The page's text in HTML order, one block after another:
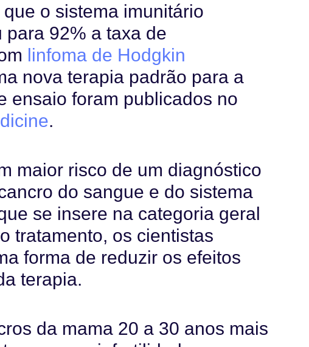
o sistema imunitário
92% a taxa de
linfoma de Hodgkin
nova terapia padrão para a
ensaio foram publicados no
.
maior risco de um diagnóstico
do sangue e do sistema
se insere na categoria geral
tratamento, os cientistas
forma de reduzir os efeitos
terapia.
da mama 20 a 30 anos mais